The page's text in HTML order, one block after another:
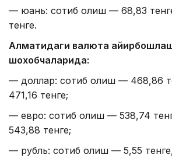
— юань: сотиб олиш — 68,83
тенге.
Алматидаги валюта
шохобчаларида:
— доллар: сотиб олиш — 468,86
471,16 тенге;
— евро: сотиб олиш — 538,74
543,88 тенге;
— рубль: сотиб олиш — 5,55